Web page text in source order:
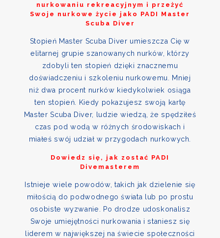
nurkowaniu rekreacyjnym i przeżyć
Swoje nurkowe życie jako PADI Master
Scuba Diver
Stopień Master Scuba Diver umieszcza Cię w
elitarnej grupie szanowanych nurków, którzy
zdobyli ten stopień dzięki znacznemu
doświadczeniu i szkoleniu nurkowemu. Mniej
niż dwa procent nurków kiedykolwiek osiąga
ten stopień. Kiedy pokazujesz swoją kartę
Master Scuba Diver, ludzie wiedzą, że spędziłeś
czas pod wodą w różnych środowiskach i
miałeś swój udział w przygodach nurkowych.
Dowiedz się, jak zostać PADI
Divemasterem
Istnieje wiele powodów, takich jak dzielenie się
miłością do podwodnego świata lub po prostu
osobiste wyzwanie. Po drodze udoskonalisz
Swoje umiejętności nurkowania i staniesz się
liderem w największej na świecie społeczności